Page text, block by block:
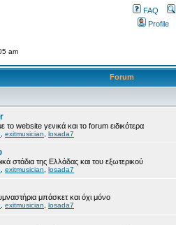
FAQ
Profile
am
Forum
το website γενικά και το forum ειδικότερα
exitmusician losada7
στάδια της Ελλάδας και του εξωτερικού
exitmusician losada7
μπάσκετ και όχι μόνο
exitmusician losada7